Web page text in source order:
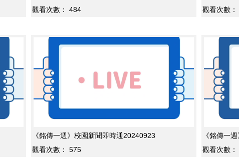
觀看次數：
484
觀看次數：
《銘傳一週》校園新聞即時通20240923
觀看次數：
575
《銘傳一
觀看次數：